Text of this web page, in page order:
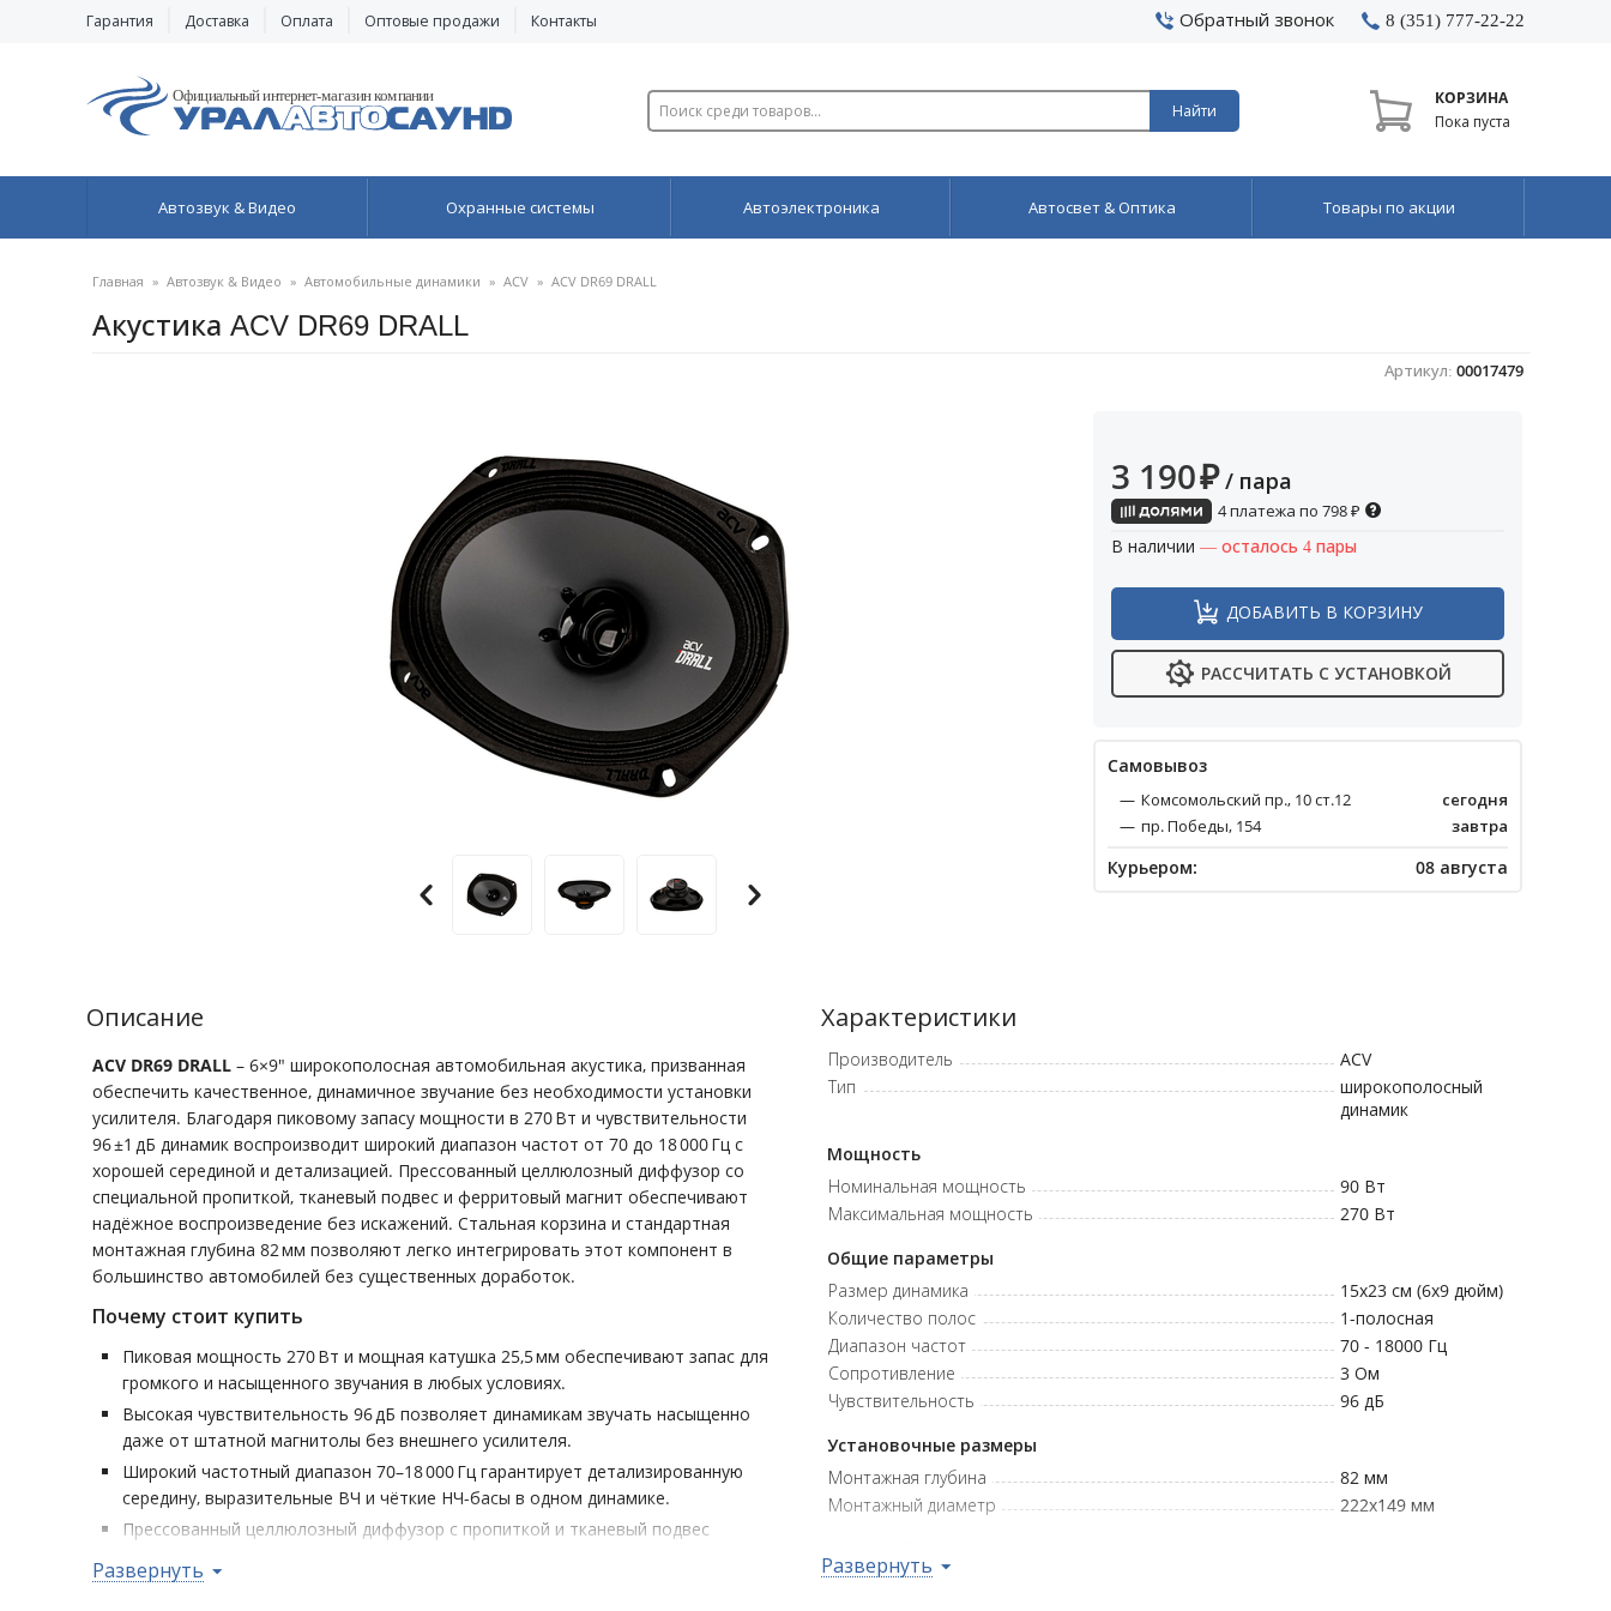
Гарантия Доставка Оплата Оптовые продажи Контакты Обратный звонок 8 (351) 777-22-22
Найти
КОРЗИНА
Пока пуста
Автозвук & Видео Охранные системы Автоэлектроника Автосвет & Оптика Товары по акции
Главная » Автозвук & Видео » Автомобильные динамики » ACV » ACV DR69 DRALL
Акустика ACV DR69 DRALL
Артикул: 00017479
3 190₽ / пара
4 платежа по 798₽
В наличии — осталось 4 пары
ДОБАВИТЬ В КОРЗИНУ
РАССЧИТАТЬ С УСТАНОВКОЙ
Cамовывоз
Комсомольский пр., 10 ст.12
сегодня
пр. Победы, 154
завтра
Курьером: 08 августа
Описание
ACV DR69 DRALL – 6×9″ широкополосная автомобильная акустика, призванная
обеспечить качественное, динамичное звучание без необходимости установки
усилителя. Благодаря пиковому запасу мощности в 270 Вт и чувствительности
96 ±1 дБ динамик воспроизводит широкий диапазон частот от 70 до 18 000 Гц с
хорошей серединой и детализацией. Прессованный целлюлозный диффузор со
специальной пропиткой, тканевый подвес и ферритовый магнит обеспечивают
надёжное воспроизведение без искажений. Стальная корзина и стандартная
монтажная глубина 82 мм позволяют легко интегрировать этот компонент в
большинство автомобилей без существенных доработок.
Почему стоит купить
Пиковая мощность 270 Вт и мощная катушка 25,5 мм обеспечивают запас для
громкого и насыщенного звучания в любых условиях.
Высокая чувствительность 96 дБ позволяет динамикам звучать насыщенно
даже от штатной магнитолы без внешнего усилителя.
Широкий частотный диапазон 70–18 000 Гц гарантирует детализированную
середину, выразительные ВЧ и чёткие НЧ-басы в одном динамике.
Прессованный целлюлозный диффузор с пропиткой и тканевый подвес
и долговечность.
Развернуть
Характеристики
Производитель
ACV
Тип
широкополосный
динамик
Мощность
Номинальная мощность
90Вт
Максимальная мощность
270Вт
Общие параметры
Размер динамика
15x23 см (6x9 дюйм)
Количество полос
1-полосная
Диапазон частот
70 - 18000Гц
Сопротивление
3Ом
Чувствительность
96дБ
Установочные размеры
Монтажная глубина
82мм
Монтажный диаметр
222x149мм
Возврат
Развернуть